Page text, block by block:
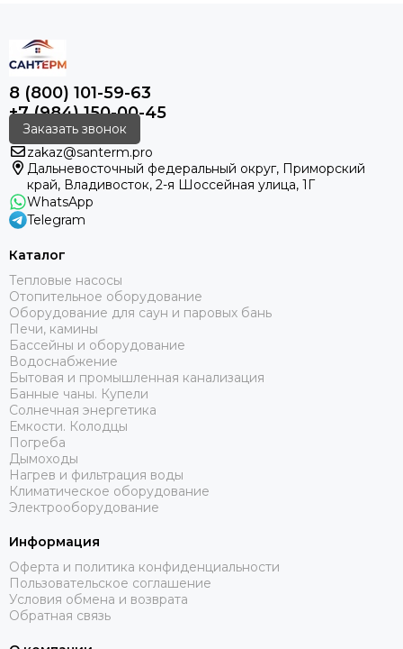
8 (800) 101-59-63
+7 (984) 150-00-45
Заказать звонок
zakaz@santerm.pro
Дальневосточный федеральный округ, Приморский
край, Владивосток, 2-я Шоссейная улица, 1Г
WhatsApp
Telegram
Каталог
Тепловые насосы
Отопительное оборудование
Оборудование для саун и паровых бань
Печи, камины
Бассейны и оборудование
Водоснабжение
Бытовая и промышленная канализация
Банные чаны. Купели
Солнечная энергетика
Емкости. Колодцы
Погреба
Дымоходы
Нагрев и фильтрация воды
Климатическое оборудование
Электрооборудование
Информация
Оферта и политика конфиденциальности
Пользовательское соглашение
Условия обмена и возврата
Обратная связь